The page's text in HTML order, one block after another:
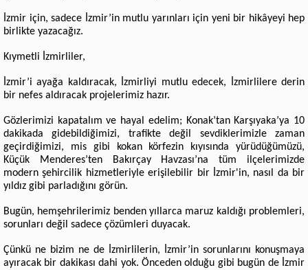
İzmir için, sadece İzmir’in mutlu yarınları için yeni bir hikâyeyi hep
birlikte yazacağız.
Kıymetli İzmirliler,
İzmir’i ayağa kaldıracak, İzmirliyi mutlu edecek, İzmirlilere derin
bir nefes aldıracak projelerimiz hazır.
Gözlerimizi kapatalım ve hayal edelim; Konak’tan Karşıyaka’ya 10
dakikada gidebildiğimizi, trafikte değil sevdiklerimizle zaman
geçirdiğimizi, mis gibi kokan körfezin kıyısında yürüdüğümüzü,
Küçük Menderes’ten Bakırçay Havzası’na tüm ilçelerimizde
modern şehircilik hizmetleriyle erişilebilir bir İzmir'in, nasıl da bir
yıldız gibi parladığını görün.
Bugün, hemşehrilerimiz benden yıllarca maruz kaldığı problemleri,
sorunları değil sadece çözümleri duyacak.
Çünkü ne bizim ne de İzmirlilerin, İzmir’in sorunlarını konuşmaya
ayıracak bir dakikası dahi yok. Önceden olduğu gibi bugün de İzmir